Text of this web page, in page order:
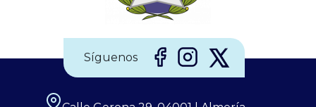
Síguenos